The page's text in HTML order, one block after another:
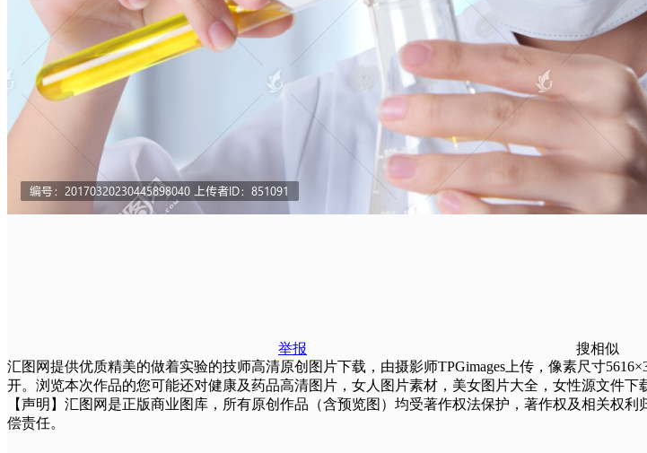
举报
搜相似
汇图网提供优质精美的做着实验的技师高清原创图片下载，由摄影师TPGimages上传，像素尺寸
开。浏览本次作品的您可能还对健康及药品高清图片，女人图片素材，美女图片大全，女性源文件下
【声明】汇图网是正版商业图库，所有原创作品（含预览图）均受著作权法保护，著作权及相关权
偿责任。